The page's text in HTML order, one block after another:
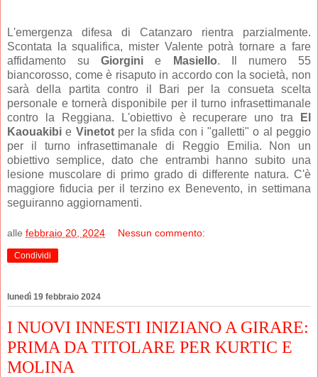
L'emergenza difesa di Catanzaro rientra parzialmente.
Scontata la squalifica, mister Valente potrà tornare a fare
affidamento suGiorginie Masiello. Il numero 55
biancorosso, come è risaputo in accordo con la società, non
sarà della partita contro il Bari per la consueta scelta
personale e tornerà disponibile per il turno infrasettimanale
contro la Reggiana. L'obiettivo è recuperare uno tra
El
Kaouakibi e Vinetot per la sfida con i "galletti" o al peggio
per il turno infrasettimanale di Reggio Emilia. Non un
obiettivo semplice, dato che entrambi hanno subito una
lesione muscolare di primo grado di differente natura. C'è
maggiore fiducia per il terzino ex Benevento, in settimana
seguiranno aggiornamenti.
alle febbraio 20, 2024 Nessun commento:
Condividi
lunedì 19 febbraio 2024
I NUOVI INNESTI INIZIANO A GIRARE:
PRIMA DA TITOLARE PER KURTIC E
MOLINA